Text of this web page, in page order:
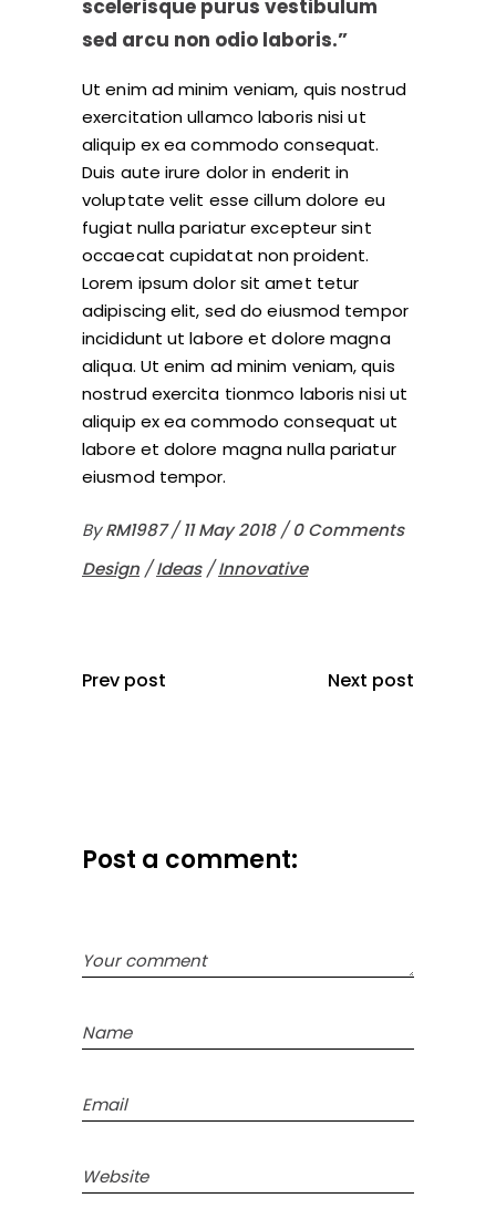
scelerisque purus vestibulum
sed arcu non odio laboris.”
Ut enim ad minim veniam, quis nostrud
exercitation ullamco laboris nisi ut
aliquip ex ea commodo consequat.
Duis aute irure dolor in enderit in
voluptate velit esse cillum dolore eu
fugiat nulla pariatur excepteur sint
occaecat cupidatat non proident.
Lorem ipsum dolor sit amet tetur
adipiscing elit, sed do eiusmod tempor
incididunt ut labore et dolore magna
aliqua. Ut enim ad minim veniam, quis
nostrud exercita tionmco laboris nisi ut
aliquip ex ea commodo consequat ut
labore et dolore magna nulla pariatur
eiusmod tempor.
ByRM1987 11 May 2018
0 Comments
Design /Ideas/Innovative
Prev post Next post
Post a comment: